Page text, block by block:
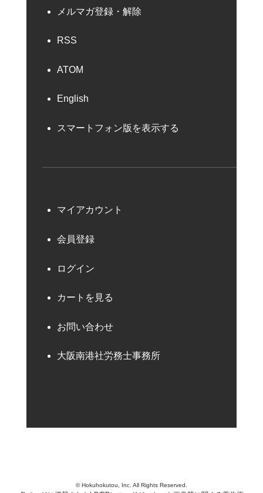
メルマガ登録・解除
RSS
ATOM
English
スマートフォン版を表示する
マイアカウント
会員登録
ログイン
カートを見る
お問い合わせ
大阪南港社労務士事務所
© Hokuhokutou, Inc. All Rights Reserved.